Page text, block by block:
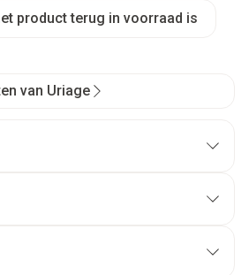
product terug in voorraad is
van Uriage